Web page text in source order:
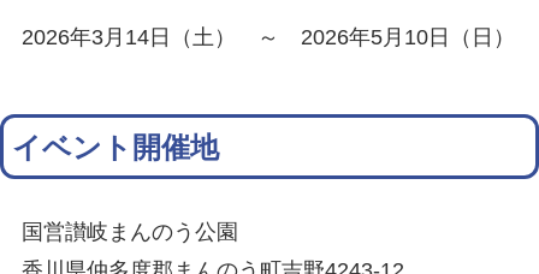
2026年3月14日（土） ～ 2026年5月10日（日）
イベント開催地
国営讃岐まんのう公園